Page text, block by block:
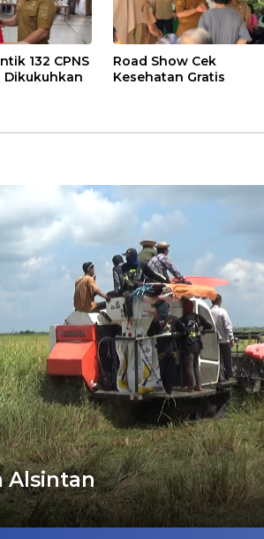
132 CPNS
Dikukuhkan
Road Show Cek
Kesehatan Gratis
Alsintan